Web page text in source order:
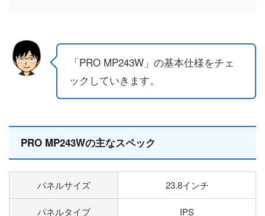
「PRO MP243W」の基本仕様をチェ
ックしていきます。
PRO MP243Wの主なスペック
パネルサイズ 23.8インチ
パネルタイプ IPS